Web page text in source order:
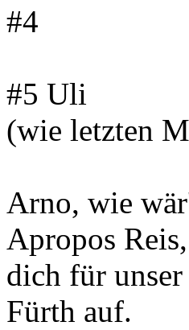
#4
#5 Uli
(wie letzten
Arno, wie
Apropos
dich für
Fürth auf.